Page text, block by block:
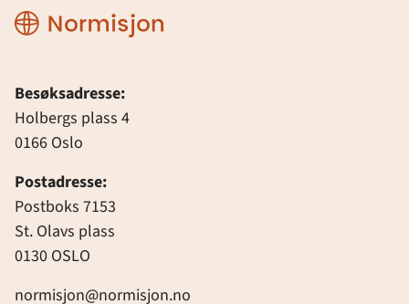
Normisjon
Besøksadresse:
Holbergs plass 4
0166 Oslo
Postadresse:
Postboks 7153
St. Olavs plass
0130 OSLO
normisjon@normisjon.no